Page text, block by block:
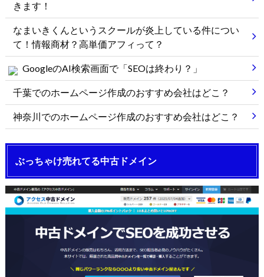
きます！
なまいきくんというスクールが炎上している件につい
て！情報商材？高単価アフィって？
GoogleのAI検索画面で「SEOは終わり？」
千葉でのホームページ作成のおすすめ会社はどこ？
神奈川でのホームページ作成のおすすめ会社はどこ？
ぶっちゃけ売れてる中古ドメイン